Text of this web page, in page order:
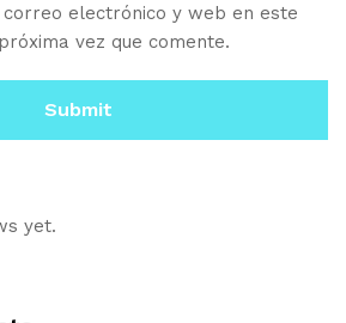
electrónico y web en este
vez que comente.
yet.